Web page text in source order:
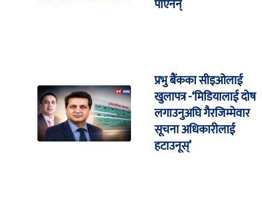
पाएनन्
प्रभु बैंकका सीइओलाई
खुलापत्र -‘मिडियालाई दोष
लगाउनुअघि गैरजिम्मेवार
सूचना अधिकारीलाई
हटाउनूस्’